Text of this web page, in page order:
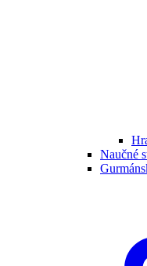
Naučné